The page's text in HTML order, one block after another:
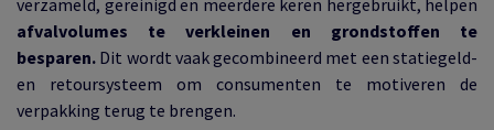
verzameld, gereinigd en meerdere keren hergebruikt, helpen
afvalvolumes te verkleinen en grondstoffen te
besparen. Dit wordt vaak gecombineerd met een statiegeld-
en retoursysteem om consumenten te motiveren de
verpakking terug te brengen.